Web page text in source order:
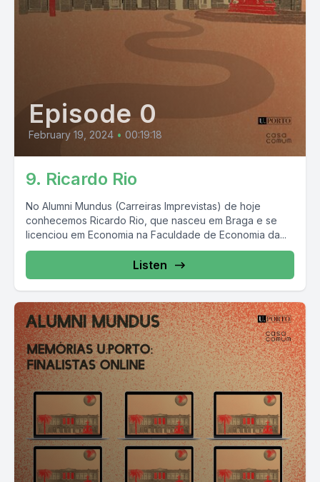
Episode 0
February 19, 2024 • 00:19:18
9. Ricardo Rio
No Alumni Mundus (Carreiras Imprevistas) de hoje
conhecemos Ricardo Rio, que nasceu em Braga e se
licenciou em Economia na Faculdade de Economia da...
Listen